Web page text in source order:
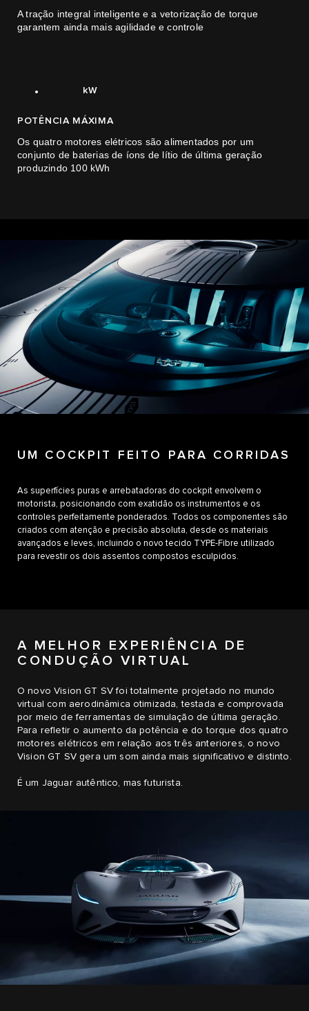
A tração integral inteligente e a vetorização de torque
garantem ainda mais agilidade e controle
.
2
1.400 kW
POTÊNCIA MÁXIMA
Os quatro motores elétricos são alimentados por um
conjunto de baterias de íons de lítio de última geração
produzindo 100 kWh
UM COCKPIT FEITO PARA CORRIDAS
As superfícies puras e arrebatadoras do cockpit envolvem o
motorista, posicionando com exatidão os instrumentos e os
controles perfeitamente ponderados. Todos os componentes são
criados com atenção e precisão absoluta, desde os materiais
avançados e leves, incluindo o novo tecido TYPE-Fibre utilizado
para revestir os dois assentos compostos esculpidos.
A MELHOR EXPERIÊNCIA DE
CONDUÇÃO VIRTUAL
O novo Vision GT SV foi totalmente projetado no mundo
virtual com aerodinâmica otimizada, testada e comprovada
por meio de ferramentas de simulação de última geração.
Para refletir o aumento da potência e do torque dos quatro
motores elétricos em relação aos três anteriores, o novo
Vision GT SV gera um som ainda mais significativo e distinto.
É um Jaguar autêntico, mas futurista.